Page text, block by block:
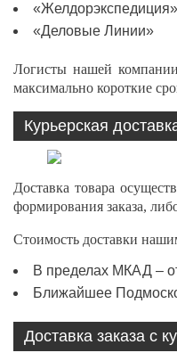
«Желдорэкспедиция»
«Деловые Линии»
Логисты нашей
максимально короткие
Курьерская
Доставка товара
формирования заказа,
Стоимость доставки
В пределах МКАД –
Ближайшее
Доставка заказа с